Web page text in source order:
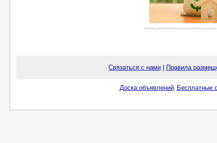
Связаться с нами Правила
Доска объявлений. Бесплатные